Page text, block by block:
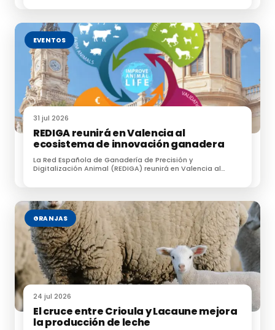
Italia libra una batalla contra la carne sintética
Estudio sobre la calidad de carne del cruce de Salers y Angus
Chile rechaza utilizar el concepto carne para alimentos vegetales
La carne madurada no plantea riesgos adicionales
Corral Cal Lero – Tradición y bienestar animal entre viñedos en el corazón
del Penedés
EVENTOS
31 jul 2026
REDIGA reunirá en Valencia al
ecosistema de innovación ganadera
La Red Española de Ganadería de Precisión y
Digitalización Animal (REDIGA) reunirá en Valencia al
GRANJAS
24 jul 2026
El cruce entre Crioula y Lacaune mejora
la producción de leche